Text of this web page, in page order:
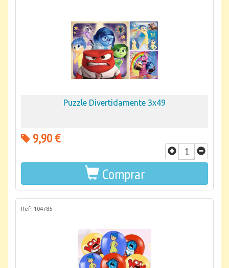
Puzzle Divertidamente 3x49
9,90 €
Comprar
Refª 104785